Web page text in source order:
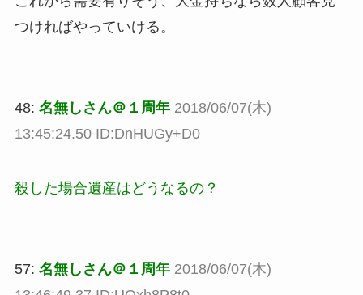
つければやっていける。
48: 名無しさん＠１周年 2018/06/07(木)
13:45:24.50 ID:DnHUGy+D0
殺した場合遺産はどうなるの？
57: 名無しさん＠１周年 2018/06/07(木)